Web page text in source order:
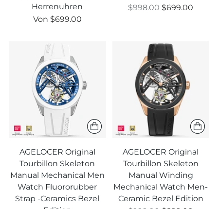
Herrenuhren
Regulärer
Von $699.00
Regulärer
$998.00 $699.00
AGELOCER Original
Tourbillon Skeleton
Manual Mechanical Men
Watch Fluororubber
Strap -Ceramics Bezel
AGELOCER Original
Tourbillon Skeleton
Manual Winding
Mechanical Watch Men-
Ceramic Bezel Edition